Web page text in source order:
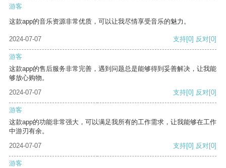
游客
这款app的音乐资源非常优质，可以让我尽情享受音乐的魅力。
2024-07-07 支持[0] 反对[0]
游客
这款app的售后服务非常完善，遇到问题总是能够得到妥善解决，让我能
够放心购物。
2024-07-07
支持[0] 反对[0]
游客
这款app的功能非常强大，可以满足我所有的工作需求，让我能够在工作
中游刃有余。
2024-07-07
支持[0] 反对[0]
游客